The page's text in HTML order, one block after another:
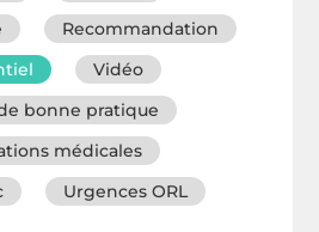
Recommandation
Vidéo
bonne pratique
médicales
Urgences ORL